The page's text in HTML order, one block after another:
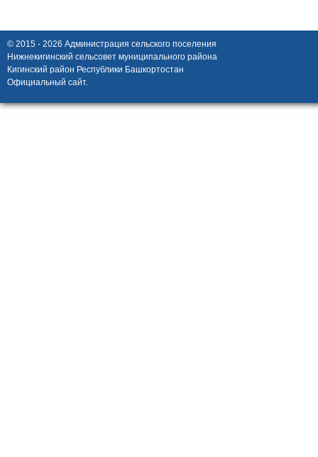
© 2015 - 2026 Администрация сельского поселения
Нижнекигинский сельсовет муниципального района
Кигинский район Республики Башкортостан
Официальный сайт.